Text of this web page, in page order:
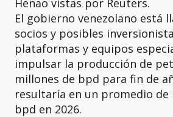
Henao vistas por Reuters.
El gobierno venezolano está
socios y posibles
plataformas y equipos
impulsar la producción de
millones de bpd para fin de
resultaría en un promedio de
bpd en 2026.